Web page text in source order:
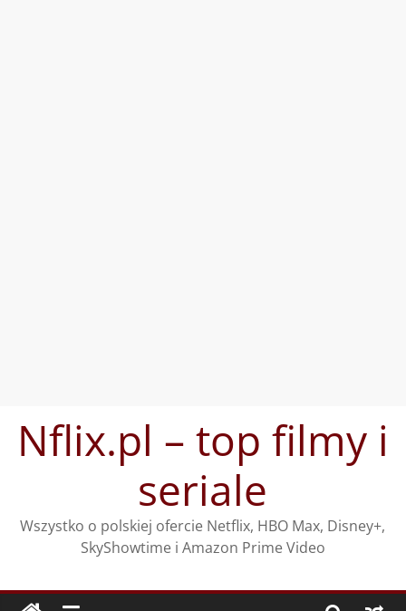
treściNflix.pl – top filmy i
seriale
Wszystko o polskiej ofercie Netflix, HBO Max, Disney+,
SkyShowtime i Amazon Prime Video